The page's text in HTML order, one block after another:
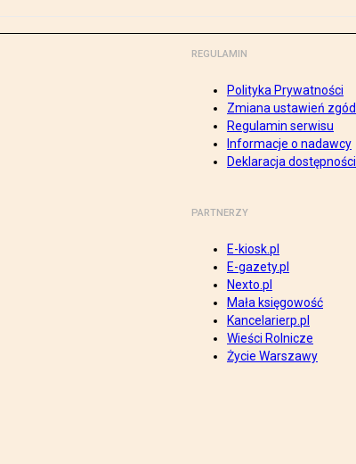
REGULAMIN
Polityka Prywatności
Zmiana ustawień zgód
Regulamin serwisu
Informacje o nadawcy
Deklaracja dostępności
PARTNERZY
E-kiosk.pl
E-gazety.pl
Nexto.pl
Mała księgowość
Kancelarierp.pl
Wieści Rolnicze
Życie Warszawy